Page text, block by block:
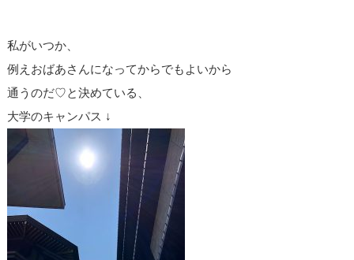
私がいつか、
例えおばあさんになってからでもよいから
通うのだ♡と決めている、
大学のキャンパス ↓